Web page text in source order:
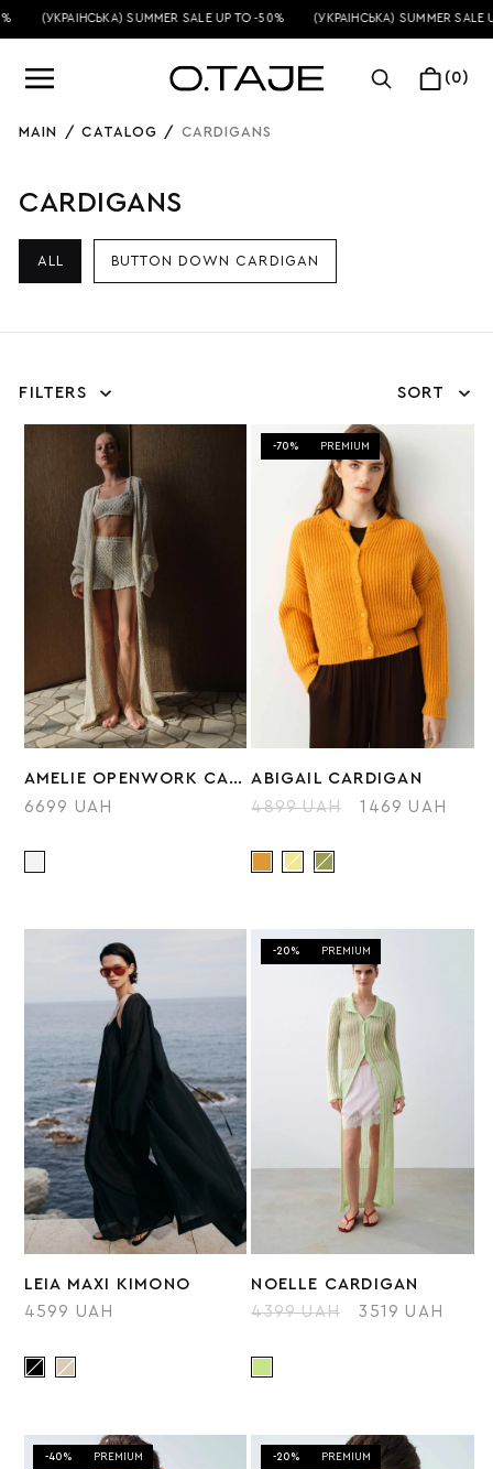
(УКРАЇНСЬКА) SUMMER SALE UP TO -50% (УКРАЇНСЬКА) SUMMER SALE UP
(0)
MAIN / CATALOG / CARDIGANS
CARDIGANS
ALL BUTTON DOWN CARDIGAN
FILTERS SORT
AMELIE OPENWORK CARDIGAN
6699 UAH
-70% PREMIUM
ABIGAIL СARDIGAN
4899 UAH
1469 UAH
LEIA MAXI KIMONO
4599 UAH
-20% PREMIUM
NOELLE СARDIGAN
4399 UAH
3519 UAH
-40% PREMIUM -20% PREMIUM